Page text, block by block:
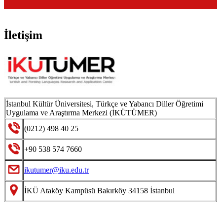
İletişim
İstanbul Kültür Üniversitesi, Türkçe ve Yabancı Diller Öğretimi
Uygulama ve Araştırma Merkezi (İKÜTÜMER)
(0212) 498 40 25
+90 538 574 7660
ikutumer@iku.edu.tr
İKÜ Ataköy Kampüsü Bakırköy 34158 İstanbul